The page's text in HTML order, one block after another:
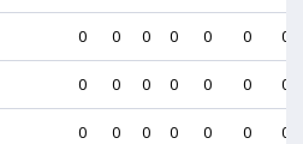
0 0 0 0 0 0 0
0 0 0 0 0 0 0
0 0 0 0 0 0 0